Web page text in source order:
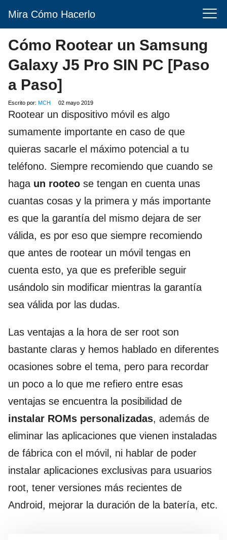
Mira Cómo Hacerlo
Cómo Rootear un Samsung
Galaxy J5 Pro SIN PC [Paso
a Paso]
Escrito por: MCH 02 mayo 2019
Rootear un dispositivo móvil es algo
sumamente importante en caso de que
quieras sacarle el máximo potencial a tu
teléfono. Siempre recomiendo que cuando se
haga un rooteo se tengan en cuenta unas
cuantas cosas y la primera y más importante
es que la garantía del mismo dejara de ser
válida, es por eso que siempre recomiendo
que antes de rootear un móvil tengas en
cuenta esto, ya que es preferible seguir
usándolo sin modificar mientras la garantía
sea válida por las dudas.
Las ventajas a la hora de ser root son
bastante claras y hemos hablado en diferentes
ocasiones sobre el tema, pero para recordar
un poco a lo que me refiero entre esas
ventajas se encuentra la posibilidad de
instalar ROMs personalizadas, además de
eliminar las aplicaciones que vienen instaladas
de fábrica con el móvil, ni hablar de poder
instalar aplicaciones exclusivas para usuarios
root, tener versiones más recientes de
Android, mejorar la duración de la batería, etc.